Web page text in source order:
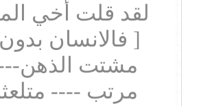
لقد قلت أخي
[ فالانسان بدون
مشتت
مرتب ----